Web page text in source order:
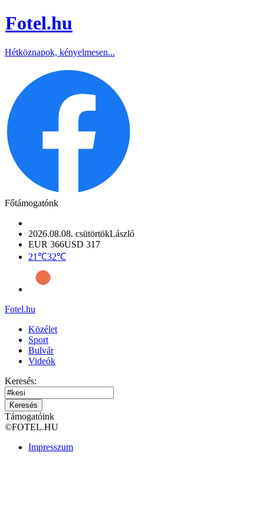
Fotel.hu
Hétköznapok, kényelmesen...
Főtámogatónk
2026.08.08. csütörtökLászló
EUR 366USD 317
21℃32℃
Fotel.hu
Közélet
Sport
Bulvár
Videók
Keresés:
Keresés
Támogatóink
©FOTEL.HU
Impresszum